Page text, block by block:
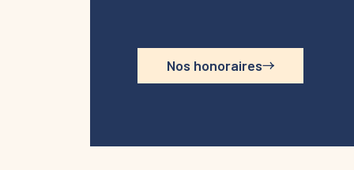
Nos honoraires